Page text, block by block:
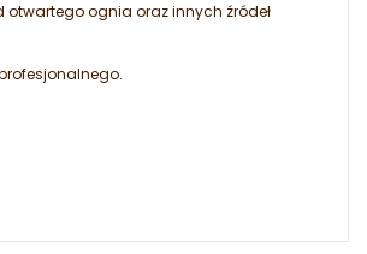
ognia oraz innych źródeł